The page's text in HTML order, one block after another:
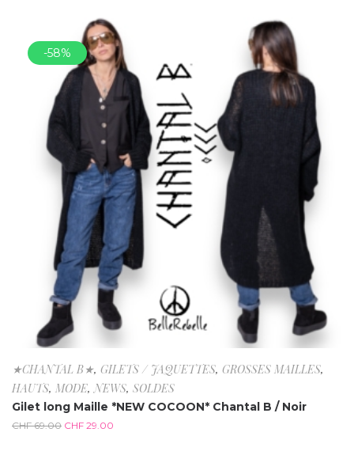
-58%
★CHANTAL B★, GILETS / JAQUETTES, GROSSES MAILLES,
HAUTS, MODE,NEWS, SOLDES
Gilet long Maille *NEW COCOON* Chantal B / Noir
CHF69.00 CHF 29.00